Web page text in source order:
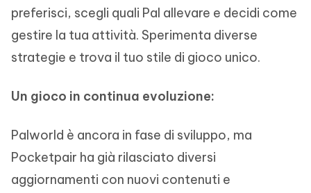
preferisci, scegli quali Pal allevare e decidi come
gestire la tua attività. Sperimenta diverse
strategie e trova il tuo stile di gioco unico.
Un gioco in continua evoluzione:
Palworld è ancora in fase di sviluppo, ma
Pocketpair ha già rilasciato diversi
aggiornamenti con nuovi contenuti e